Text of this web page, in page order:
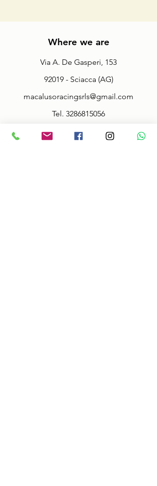
Where we are
Via A. De Gasperi, 153
92019 - Sciacca (AG)
macalusoracingsrls@gmail.com
Tel. 3286815056
Fax.
092527942